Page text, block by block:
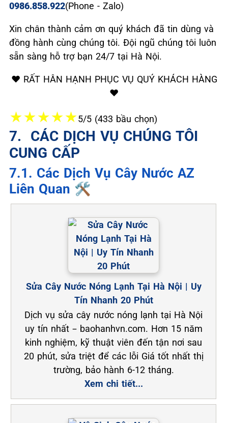
0986.858.922(Phone - Zalo)
Xin chân thành cảm ơn quý khách đã tin dùng và
đồng hành cùng chúng tôi. Đội ngũ chúng tôi luôn
sẵn sàng hỗ trợ bạn 24/7 tại Hà Nội.
❤️ RẤT HÂN HẠNH PHỤC VỤ QUÝ KHÁCH HÀNG
❤️
★★★★★5/5 (433 bầu chọn)
7. ️ CÁC DỊCH VỤ CHÚNG TÔI
CUNG CẤP
7.1. Các Dịch Vụ Cây Nước AZ
Liên Quan 🛠️
Sửa Cây Nước Nóng Lạnh Tại Hà Nội | Uy
Tín Nhanh 20 Phút
Dịch vụ sửa cây nước nóng lạnh tại Hà Nội
uy tín nhất – baohanhvn.com. Hơn 15 năm
kinh nghiệm, kỹ thuật viên đến tận nơi sau
20 phút, sửa triệt để các lỗi Giá tốt nhất thị
trường, bảo hành 6-12 tháng.
Xem chi tiết...